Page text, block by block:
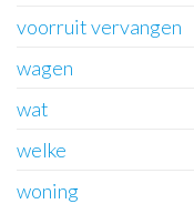
voorruit vervangen
wagen
wat
welke
woning